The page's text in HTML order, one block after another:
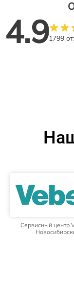
4.91799
Сервисный центр